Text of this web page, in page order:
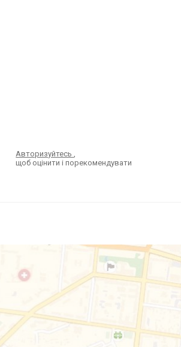
Авторизуйтесь,
щоб оцінити і порекомендувати